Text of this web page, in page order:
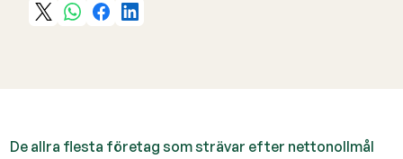
De allra flesta företag som strävar efter nettonollmål